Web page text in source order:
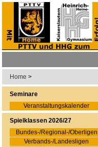
Home >
Seminare
Veranstaltungskalender
Spielklassen 2026/27
Bundes-/Regional-/Oberligen
Verbands-/Landesligen